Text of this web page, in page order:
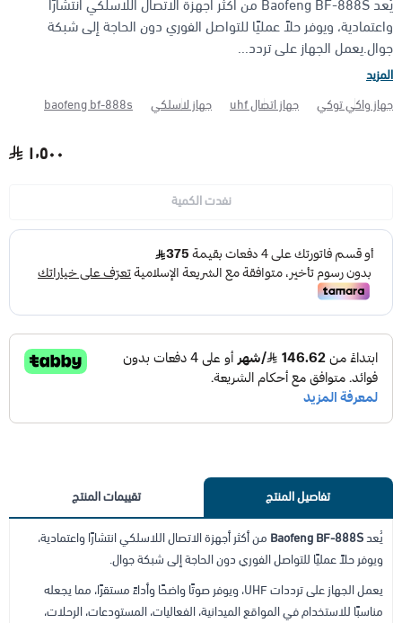
الأجهزة مضادة الانفجار (ATEX)
يُعد Baofeng BF-888S من أكثر أجهزة الاتصال اللاسلكي انتشارًا
واعتمادية، ويوفر حلاً عمليًا للتواصل الفوري دون الحاجة إلى شبكة
جوال.يعمل الجهاز على تردد...
المزيد
جهاز واكي توكي
جهاز اتصال uhf جهاز لاسلكي baofeng bf-888s
١٬٥٠٠
نفدت الكمية
تفاصيل المنتج تقييمات المنتج
يُعدBaofeng BF-888Sمن أكثر أجهزة الاتصال اللاسلكي انتشارًا واعتمادية،
ويوفر حلاً عمليًا للتواصل الفوري دون الحاجة إلى شبكة جوال.
يعمل الجهاز على ترددات UHF، ويوفر صوتًا واضحًا وأداءً مستقرًا، مما يجعله
مناسبًا للاستخدام في المواقع الميدانية، الفعاليات، المستودعات، الرحلات،